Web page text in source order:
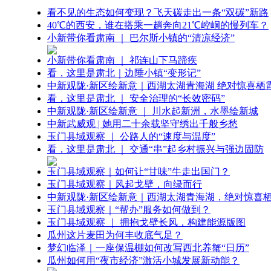
看不见的生态如何变现？飞天碳走出一条“双碳”新路
40℃的西安，谁在搭乘一趟奔向21℃崆峒的慢列车？
小新带你看肃南 ｜ 巴尔斯小镇的“清凉经济”
小新带你看肃南 ｜ 祁连山下马蹄疾
看，这里是肃北｜边陲小镇“变形记”
中新观陇·新区绘新意｜西湖太湖青海湖 绝对惊喜栖
看，这里是肃北 ｜ 安全治理的“长效密码”
中新观陇·新区绘新意 ｜ 川水起新洲，水墨绘新城
中新武威观 | 她用二十余载坚守绣出千般乡愁
玉门县域观察 ｜ 公路人的“速度与温度”
看，这里是肃北 ｜ 交通“串”起乡村振兴与强边固防
玉门县域观察｜如何让“甘味”牛走出国门？
玉门县域观察｜风起戈壁，向绿而行
中新观陇·新区绘新意｜西湖太湖青海湖，绝对惊喜
玉门县域观察｜“帮办”服务如何做到？
玉门县域观察 ｜ 拥抱戈壁长风，构建能源版图
瓜州这片麦田为何丰收底气足？
梦幻临泽｜一座保温棚如何改写西北养蟹“日历”
瓜州如何用“夜市经济”激活小城发展新动能？